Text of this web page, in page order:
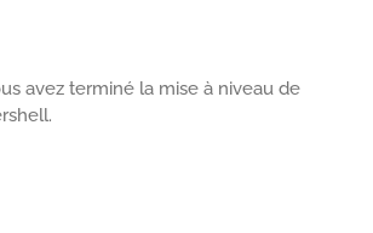
avez terminé la mise à niveau de